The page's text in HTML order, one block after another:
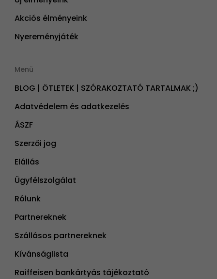
Akciós élményeink
Nyereményjáték
Menü
BLOG | ÖTLETEK | SZÓRAKOZTATÓ TARTALMAK ;)
Adatvédelem és adatkezelés
ÁSZF
Szerzői jog
Elállás
Ügyfélszolgálat
Rólunk
Partnereknek
Szállásos partnereknek
Kívánságlista
Raiffeisen bankártyás tájékoztató